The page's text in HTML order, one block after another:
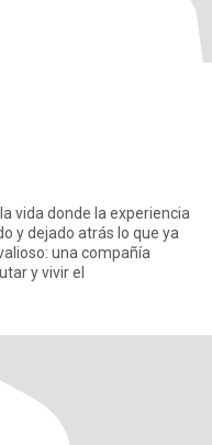
vida donde la experiencia
y dejado atrás lo que ya
y vivir el